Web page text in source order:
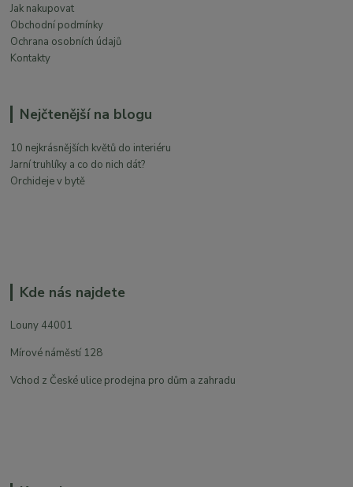
Jak nakupovat
Obchodní podmínky
Ochrana osobních údajů
Kontakty
Nejčtenější na blogu
10 nejkrásnějších květů do interiéru
Jarní truhlíky a co do nich dát?
Orchideje v bytě
Kde nás najdete
Louny 44001
Mírové náměstí 128
Vchod z České ulice prodejna pro dům a zahradu